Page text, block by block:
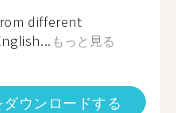
different
もっと見る
ウンロードする